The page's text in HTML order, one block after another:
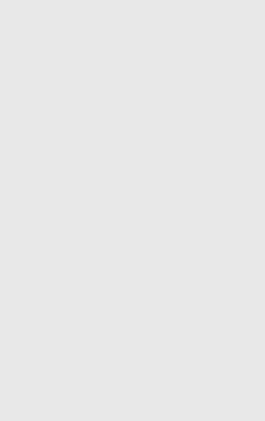
Даю согласие на
Продолжая
и версия Браузера; тип
Браузер; какие